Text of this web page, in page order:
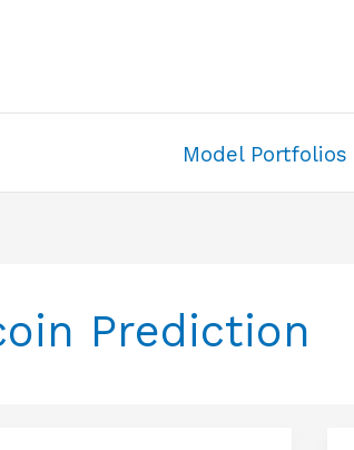
Model Portfolios
Prediction